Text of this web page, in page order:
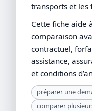
transports et les
Cette fiche aide
comparaison
contractuel,
assistance,
et conditions
préparer une
comparer